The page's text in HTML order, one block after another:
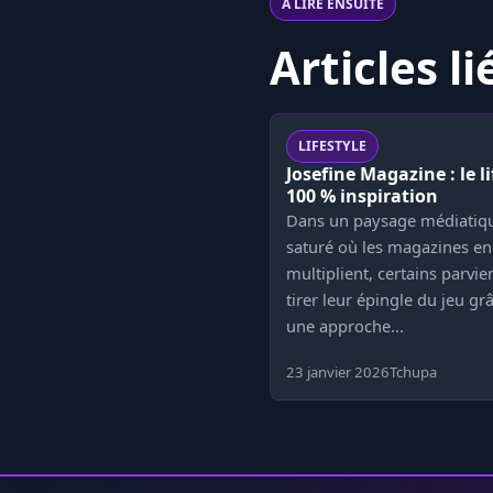
À LIRE ENSUITE
Articles
LIFESTYLE
Josefine Magazine : le
100 % inspiration
Dans un paysage
saturé où les magazines
multiplient, certains
tirer leur épingle du jeu
une approche...
23 janvier 2026Tchupa